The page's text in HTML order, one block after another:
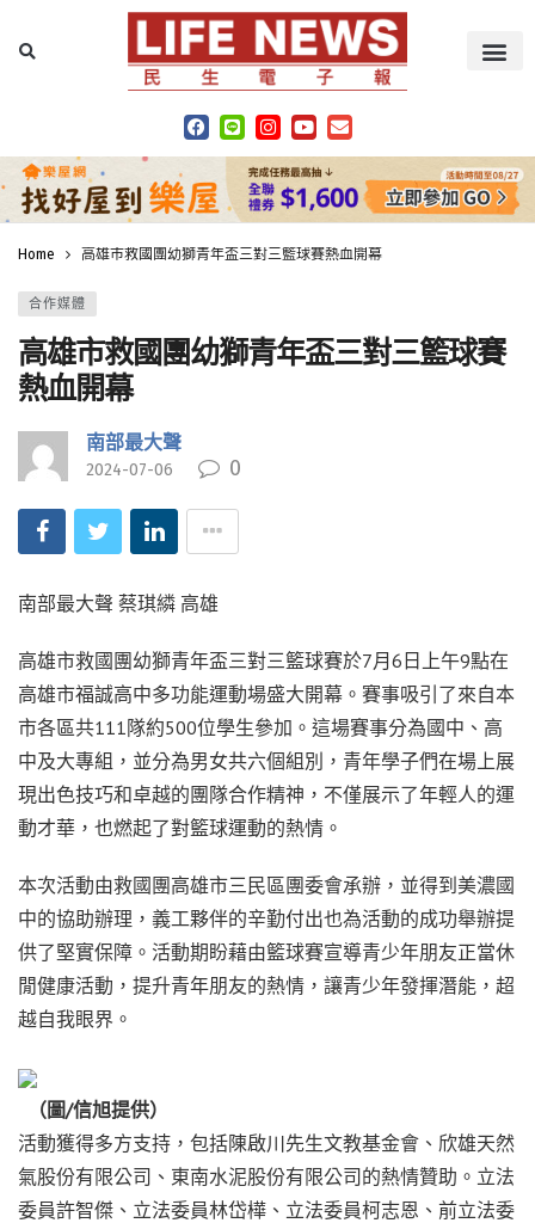
Home 高雄市救國團幼獅青年盃三對三籃球賽熱血開幕
合作媒體
高雄市救國團幼獅青年盃三對三籃球賽
熱血開幕
南部最大聲
2024-07-06 0
南部最大聲 蔡琪繗 高雄
高雄市救國團幼獅青年盃三對三籃球賽於7月6日上午9點在
高雄市福誠高中多功能運動場盛大開幕。賽事吸引了來自本
市各區共111隊約500位學生參加。這場賽事分為國中、高
中及大專組，並分為男女共六個組別，青年學子們在場上展
現出色技巧和卓越的團隊合作精神，不僅展示了年輕人的運
動才華，也燃起了對籃球運動的熱情。
本次活動由救國團高雄市三民區團委會承辦，並得到美濃國
中的協助辦理，義工夥伴的辛勤付出也為活動的成功舉辦提
供了堅實保障。活動期盼藉由籃球賽宣導青少年朋友正當休
閒健康活動，提升青年朋友的熱情，讓青少年發揮潛能，超
越自我眼界。
（圖/信旭提供）
活動獲得多方支持，包括陳啟川先生文教基金會、欣雄天然
氣股份有限公司、東南水泥股份有限公司的熱情贊助。立法
委員許智傑、立法委員林岱樺、立法委員柯志恩、前立法委